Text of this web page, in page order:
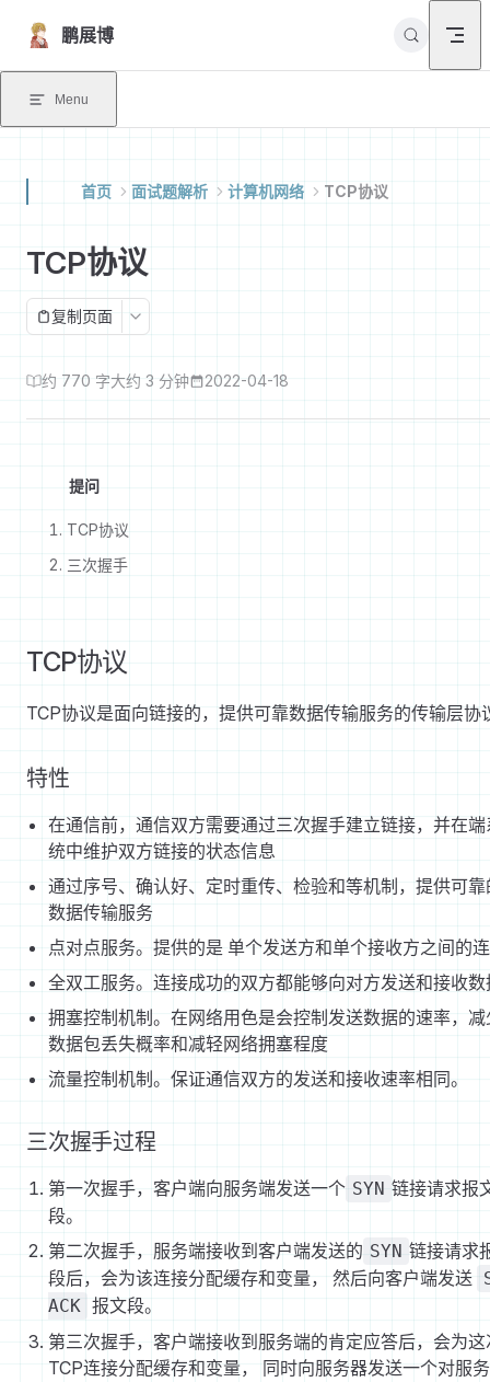
Skip to content
鹏展博
Menu
首页 面试题解析 计算机网络 TCP协议
TCP协议
复制页面
约 770 字大约 3 分钟 2022-04-18
提问
TCP协议
三次握手
TCP协议
TCP协议是面向链接的，提供可靠数据传输服务的传输层协
特性
在通信前，通信双方需要通过三次握手建立链接，并在端
统中维护双方链接的状态信息
通过序号、确认好、定时重传、检验和等机制，提供可靠
数据传输服务
点对点服务。提供的是 单个发送方和单个接收方之间的
全双工服务。连接成功的双方都能够向对方发送和接收数
拥塞控制机制。在网络用色是会控制发送数据的速率，减
数据包丢失概率和减轻网络拥塞程度
流量控制机制。保证通信双方的发送和接收速率相同。
三次握手过程
第一次握手，客户端向服务端发送一个 SYN 链接请求报
段。
第二次握手，服务端接收到客户端发送的 SYN 链接请求
段后，会为该连接分配缓存和变量， 然后向客户端发送
ACK 报文段。
第三次握手，客户端接收到服务端的肯定应答后，会为这
TCP连接分配缓存和变量， 同时向服务器发送一个对服